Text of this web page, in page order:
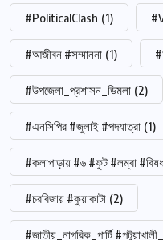
#PoliticalClash (1)
#আজীবন #সম্মাননা (1)
#উপজেলা_প্রশাসন_ডিমলা (2)
#এনসিপির #জুলাই #পদযাত্রা (1)
#কলাপাড়ায় #৬ #ফুট #লম্বা
#চরবিজায় #কুয়াকাটা (2)
#জাতীয়_নাগরিক_পার্টি